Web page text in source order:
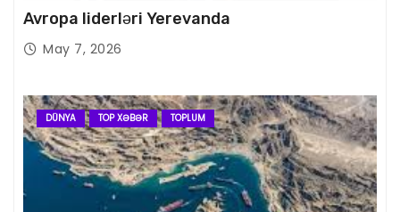
Avropa liderləri Yerevanda
May 7, 2026
DÜNYA TOP XƏBƏR TOPLUM